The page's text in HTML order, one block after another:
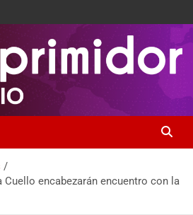
encabezarán encuentro con la